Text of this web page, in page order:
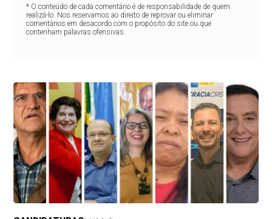
* O conteúdo de cada comentário é de responsabilidade de quem
realizá-lo. Nos reservamos ao direito de reprovar ou eliminar
comentários em desacordo com o propósito do site ou que
contenham palavras ofensivas.